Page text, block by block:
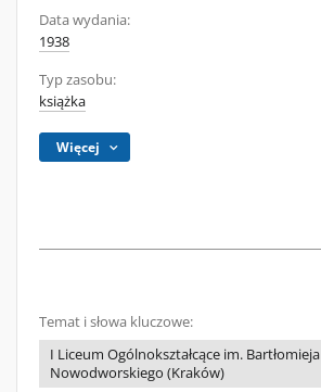
Data wydania:
1938
Typ zasobu:
książka
Więcej
Temat i słowa kluczowe:
I Liceum Ogólnokształcące im. Bartłomieja
Nowodworskiego (Kraków)